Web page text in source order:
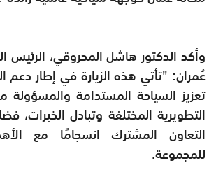
وأكد الدكتور هاشل المحروقي، الرئيس
عُمران: "تأتي هذه الزيارة في إطار دعم
تعزيز السياحة المستدامة والمسؤولة
التطويرية المختلفة وتبادل الخبرات،
التعاون المشترك انسجامًا مع
للمجموعة.